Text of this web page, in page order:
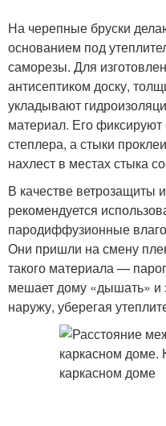
На черепные бруски
основанием под
саморезы. Для
антисептиком доску,
укладывают
материал. Его
степлера, а стыки
нахлест в местах стыка
В качестве ветрозащиты
рекомендуется
пародиффузионные
Они пришли на смену
такого материала —
мешает дому «дышать» и
наружу, уберегая